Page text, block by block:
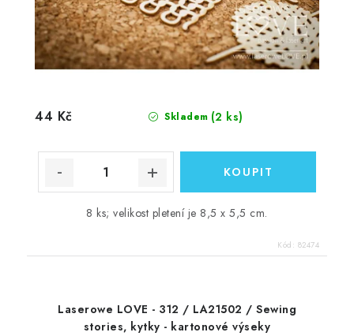
Skladem (2 ks)
44 Kč
8 ks; velikost pletení je 8,5 x 5,5 cm.
Kód: 82474
Laserowe LOVE - 312 / LA21502 / Sewing
stories, kytky - kartonové výseky